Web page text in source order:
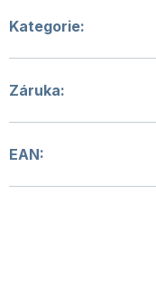
Kategorie:
Záruka:
EAN: